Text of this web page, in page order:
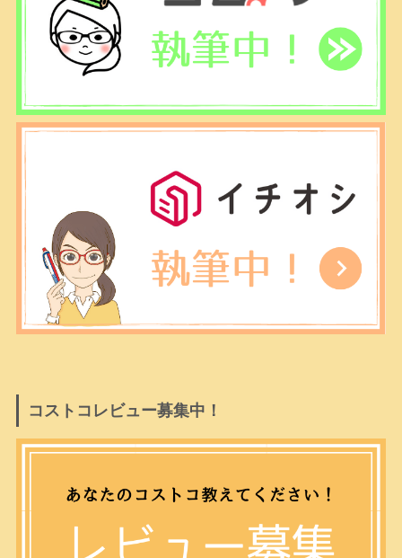
コストコレビュー募集中！